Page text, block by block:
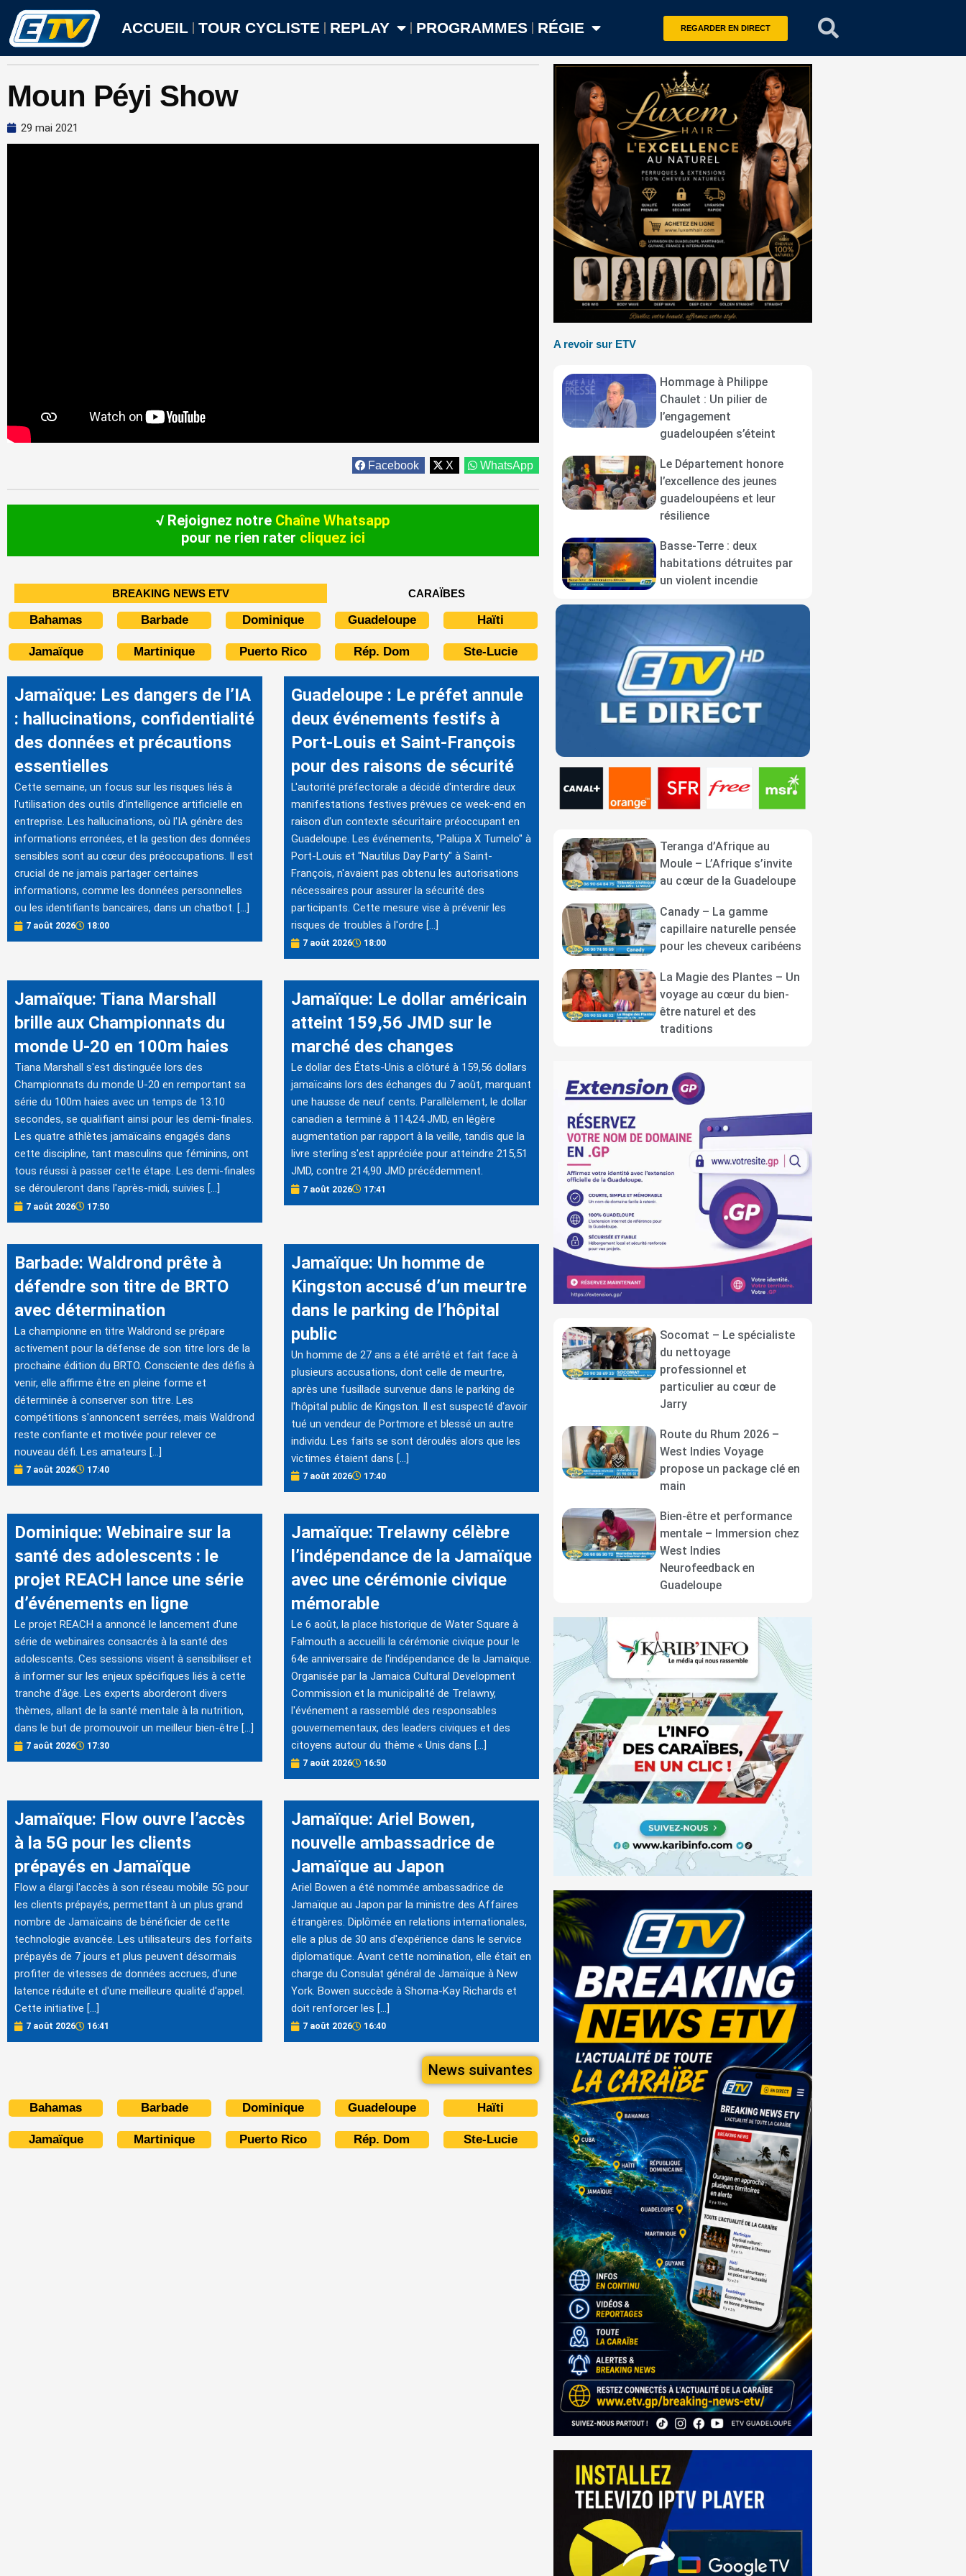
Aller
contenu
ACCUEIL TOUR CYCLISTE REPLAY PROGRAMMES RÉGIE REGARDER EN DIRECT
Moun Péyi Show
29 mai 2021
Facebook X WhatsApp
√ Rejoignez notre Chaîne Whatsapp
pour ne rien rater cliquez ici
BREAKING NEWS ETV CARAÏBES
Bahamas Barbade Dominique Guadeloupe Haïti
Jamaïque Martinique Puerto Rico Rép. Dom Ste-Lucie
Jamaïque: Les dangers de l’IA
: hallucinations, confidentialité
des données et précautions
essentielles
Cette semaine, un focus sur les risques liés à
l'utilisation des outils d'intelligence artificielle en
entreprise. Les hallucinations, où l'IA génère des
informations erronées, et la gestion des données
sensibles sont au cœur des préoccupations. Il est
crucial de ne jamais partager certaines
informations, comme les données personnelles
ou les identifiants bancaires, dans un chatbot. […]
7 août 2026 18:00
Guadeloupe : Le préfet annule
deux événements festifs à
Port-Louis et Saint-François
pour des raisons de sécurité
L'autorité préfectorale a décidé d'interdire deux
manifestations festives prévues ce week-end en
raison d'un contexte sécuritaire préoccupant en
Guadeloupe. Les événements, "Palüpa X Tumelo" à
Port-Louis et "Nautilus Day Party" à Saint-
François, n'avaient pas obtenu les autorisations
nécessaires pour assurer la sécurité des
participants. Cette mesure vise à prévenir les
risques de troubles à l'ordre […]
7 août 2026 18:00
Jamaïque: Tiana Marshall
brille aux Championnats du
monde U-20 en 100m haies
Tiana Marshall s'est distinguée lors des
Championnats du monde U-20 en remportant sa
série du 100m haies avec un temps de 13.10
secondes, se qualifiant ainsi pour les demi-finales.
Les quatre athlètes jamaïcains engagés dans
cette discipline, tant masculins que féminins, ont
tous réussi à passer cette étape. Les demi-finales
se dérouleront dans l'après-midi, suivies […]
7 août 2026 17:50
Jamaïque: Le dollar américain
atteint 159,56 JMD sur le
marché des changes
Le dollar des États-Unis a clôturé à 159,56 dollars
jamaïcains lors des échanges du 7 août, marquant
une hausse de neuf cents. Parallèlement, le dollar
canadien a terminé à 114,24 JMD, en légère
augmentation par rapport à la veille, tandis que la
livre sterling s'est appréciée pour atteindre 215,51
JMD, contre 214,90 JMD précédemment.
7 août 2026 17:41
Barbade: Waldrond prête à
défendre son titre de BRTO
avec détermination
La championne en titre Waldrond se prépare
activement pour la défense de son titre lors de la
prochaine édition du BRTO. Consciente des défis à
venir, elle affirme être en pleine forme et
déterminée à conserver son titre. Les
compétitions s'annoncent serrées, mais Waldrond
reste confiante et motivée pour relever ce
nouveau défi. Les amateurs […]
7 août 2026 17:40
Jamaïque: Un homme de
Kingston accusé d’un meurtre
dans le parking de l’hôpital
public
Un homme de 27 ans a été arrêté et fait face à
plusieurs accusations, dont celle de meurtre,
après une fusillade survenue dans le parking de
l'hôpital public de Kingston. Il est suspecté d'avoir
tué un vendeur de Portmore et blessé un autre
individu. Les faits se sont déroulés alors que les
victimes étaient dans […]
7 août 2026 17:40
Dominique: Webinaire sur la
santé des adolescents : le
projet REACH lance une série
d’événements en ligne
Le projet REACH a annoncé le lancement d'une
série de webinaires consacrés à la santé des
adolescents. Ces sessions visent à sensibiliser et
à informer sur les enjeux spécifiques liés à cette
tranche d'âge. Les experts aborderont divers
thèmes, allant de la santé mentale à la nutrition,
dans le but de promouvoir un meilleur bien-être […]
7 août 2026 17:30
Jamaïque: Trelawny célèbre
l’indépendance de la Jamaïque
avec une cérémonie civique
mémorable
Le 6 août, la place historique de Water Square à
Falmouth a accueilli la cérémonie civique pour le
64e anniversaire de l'indépendance de la Jamaïque.
Organisée par la Jamaica Cultural Development
Commission et la municipalité de Trelawny,
l'événement a rassemblé des responsables
gouvernementaux, des leaders civiques et des
citoyens autour du thème « Unis dans […]
7 août 2026 16:50
Jamaïque: Flow ouvre l’accès
à la 5G pour les clients
prépayés en Jamaïque
Flow a élargi l'accès à son réseau mobile 5G pour
les clients prépayés, permettant à un plus grand
nombre de Jamaïcains de bénéficier de cette
technologie avancée. Les utilisateurs des forfaits
prépayés de 7 jours et plus peuvent désormais
profiter de vitesses de données accrues, d'une
latence réduite et d'une meilleure qualité d'appel.
Cette initiative […]
7 août 2026 16:41
Jamaïque: Ariel Bowen,
nouvelle ambassadrice de
Jamaïque au Japon
Ariel Bowen a été nommée ambassadrice de
Jamaïque au Japon par la ministre des Affaires
étrangères. Diplômée en relations internationales,
elle a plus de 30 ans d'expérience dans le service
diplomatique. Avant cette nomination, elle était en
charge du Consulat général de Jamaïque à New
York. Bowen succède à Shorna-Kay Richards et
doit renforcer les […]
7 août 2026 16:40
News suivantes
Bahamas Barbade Dominique Guadeloupe Haïti
Jamaïque Martinique Puerto Rico Rép. Dom Ste-Lucie
A revoir sur ETV
Hommage à Philippe
Chaulet : Un pilier de
l’engagement
guadeloupéen s’éteint
Le Département honore
l’excellence des jeunes
guadeloupéens et leur
résilience
Basse-Terre : deux
habitations détruites par
un violent incendie
Teranga d’Afrique au
Moule – L’Afrique s’invite
au cœur de la Guadeloupe
Canady – La gamme
capillaire naturelle pensée
pour les cheveux caribéens
La Magie des Plantes – Un
voyage au cœur du bien-
être naturel et des
traditions
Socomat – Le spécialiste
du nettoyage
professionnel et
particulier au cœur de
Jarry
Route du Rhum 2026 –
West Indies Voyage
propose un package clé en
main
Bien-être et performance
mentale – Immersion chez
West Indies
Neurofeedback en
Guadeloupe